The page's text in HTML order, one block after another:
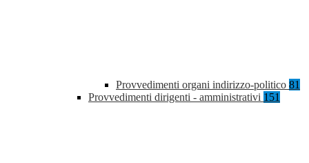
Provvedimenti organi indirizzo-politico 81
Provvedimenti dirigenti - amministrativi 151